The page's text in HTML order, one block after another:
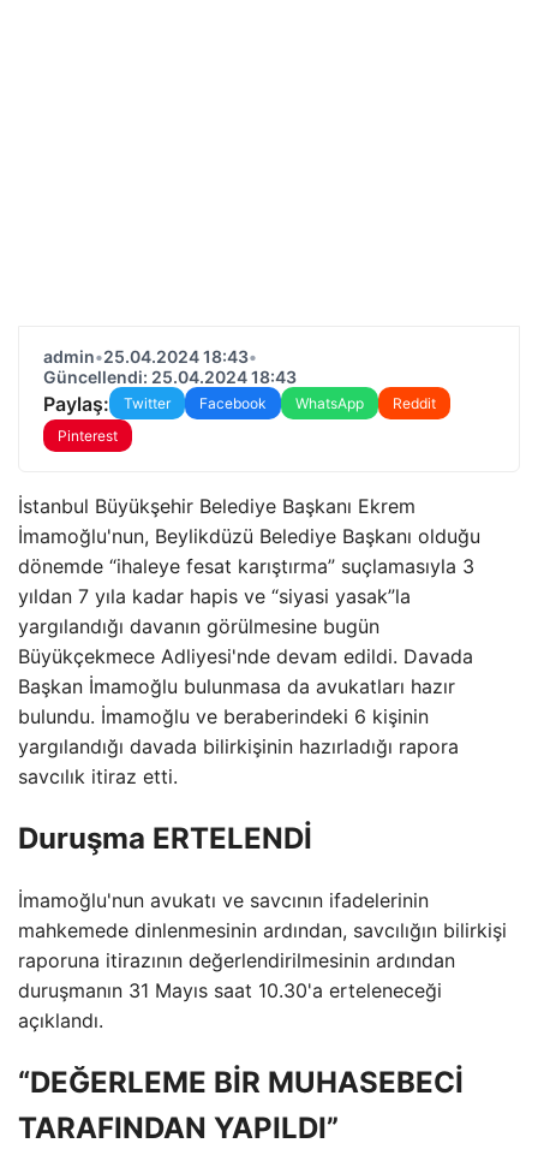
admin•25.04.2024 18:43•
Güncellendi: 25.04.2024 18:43
Paylaş: Twitter Facebook WhatsApp
Reddit
Pinterest
İstanbul Büyükşehir Belediye Başkanı Ekrem
İmamoğlu'nun, Beylikdüzü Belediye Başkanı olduğu
dönemde “ihaleye fesat karıştırma” suçlamasıyla 3
yıldan 7 yıla kadar hapis ve “siyasi yasak”la
yargılandığı davanın görülmesine bugün
Büyükçekmece Adliyesi'nde devam edildi. Davada
Başkan İmamoğlu bulunmasa da avukatları hazır
bulundu. İmamoğlu ve beraberindeki 6 kişinin
yargılandığı davada bilirkişinin hazırladığı rapora
savcılık itiraz etti.
Duruşma ERTELENDİ
İmamoğlu'nun avukatı ve savcının ifadelerinin
mahkemede dinlenmesinin ardından, savcılığın bilirkişi
raporuna itirazının değerlendirilmesinin ardından
duruşmanın 31 Mayıs saat 10.30'a erteleneceği
açıklandı.
“DEĞERLEME BİR MUHASEBECİ
TARAFINDAN YAPILDI”